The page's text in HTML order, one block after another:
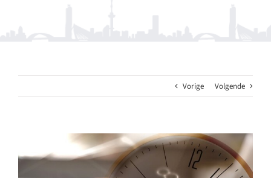
Vorige Volgende
afbeelding